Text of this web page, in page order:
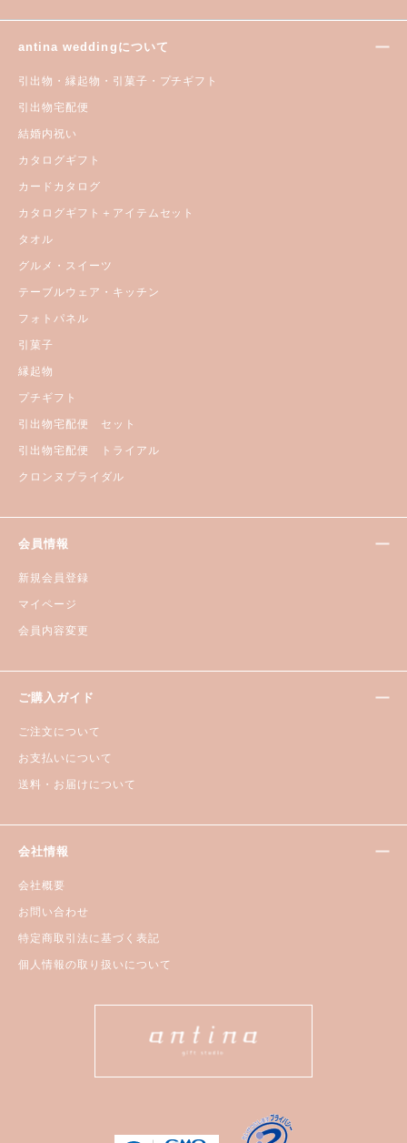
antina weddingについて
引出物・縁起物・引菓子・プチギフト
引出物宅配便
結婚内祝い
カタログギフト
カードカタログ
カタログギフト＋アイテムセット
タオル
グルメ・スイーツ
テーブルウェア・キッチン
フォトパネル
引菓子
縁起物
プチギフト
引出物宅配便 セット
引出物宅配便 トライアル
クロンヌブライダル
会員情報
新規会員登録
マイページ
会員内容変更
ご購入ガイド
ご注文について
お支払いについて
送料・お届けについて
会社情報
会社概要
お問い合わせ
特定商取引法に基づく表記
個人情報の取り扱いについて